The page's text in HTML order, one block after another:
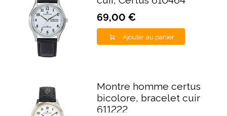
69,00 €
Ajouter au panier
Montre homme certus
bicolore, bracelet cuir
611222